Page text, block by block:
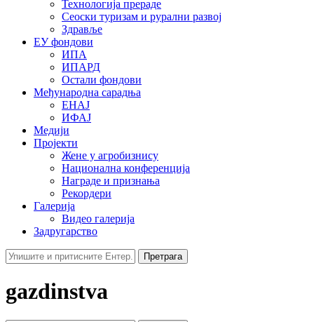
Технологија прераде
Сеоски туризам и рурални развој
Здравље
ЕУ фондови
ИПА
ИПАРД
Остали фондови
Међународна сарадња
ЕНАЈ
ИФАЈ
Медији
Пројекти
Жене у агробизнису
Национална конференција
Награде и признања
Рекордери
Галерија
Видео галерија
Задругарство
Претрага
gazdinstva